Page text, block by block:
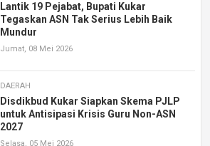
Lantik 19 Pejabat, Bupati Kukar
Tegaskan ASN Tak Serius Lebih Baik
Mundur
Jumat, 08 Mei 2026
DAERAH
Disdikbud Kukar Siapkan Skema PJLP
untuk Antisipasi Krisis Guru Non-ASN
2027
Selasa, 05 Mei 2026